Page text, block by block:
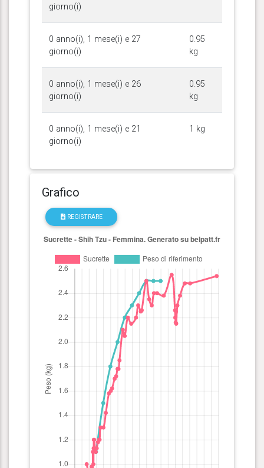
giorno(i)
0 anno(i), 1 mese(i) e 27
giorno(i)
0.95
kg
0 anno(i), 1 mese(i) e 26
giorno(i)
0.95
kg
0 anno(i), 1 mese(i) e 21
giorno(i)
1 kg
Grafico
REGISTRARE